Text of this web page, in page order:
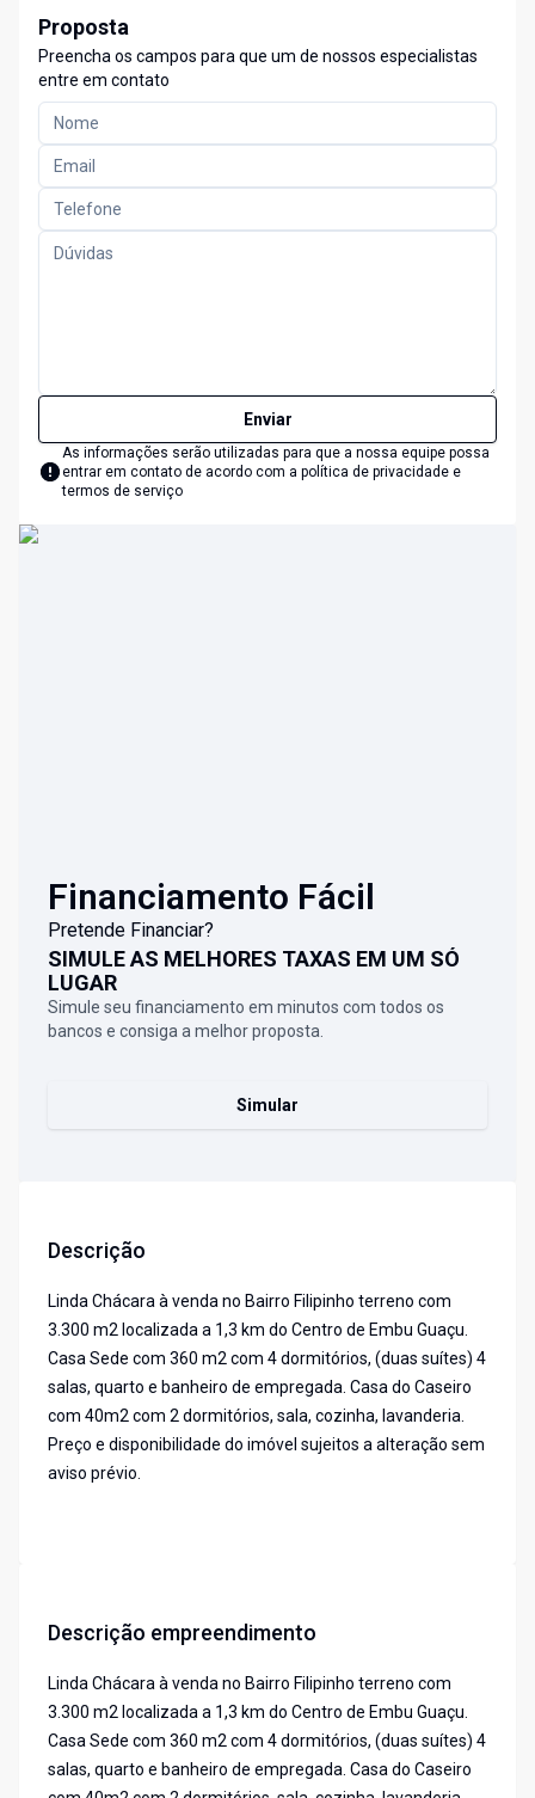
Proposta
Preencha os campos para que um de nossos especialistas
entre em contato
Enviar
As informações serão utilizadas para que a nossa equipe possa
entrar em contato de acordo com a política de privacidade e
termos de serviço
Financiamento Fácil
Pretende Financiar?
SIMULE AS MELHORES TAXAS EM UM SÓ
LUGAR
Simule seu financiamento em minutos com todos os
bancos e consiga a melhor proposta.
Simular
Descrição
Linda Chácara à venda no Bairro Filipinho terreno com
3.300 m2 localizada a 1,3 km do Centro de Embu Guaçu.
Casa Sede com 360 m2 com 4 dormitórios, (duas suítes) 4
salas, quarto e banheiro de empregada. Casa do Caseiro
com 40m2 com 2 dormitórios, sala, cozinha, lavanderia.
Preço e disponibilidade do imóvel sujeitos a alteração sem
aviso prévio.
Descrição empreendimento
Linda Chácara à venda no Bairro Filipinho terreno com
3.300 m2 localizada a 1,3 km do Centro de Embu Guaçu.
Casa Sede com 360 m2 com 4 dormitórios, (duas suítes) 4
salas, quarto e banheiro de empregada. Casa do Caseiro